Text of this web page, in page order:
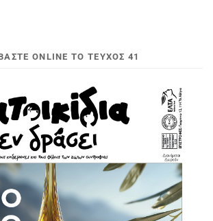
ONLINE ΤΟ ΤΕΎΧΟΣ 41